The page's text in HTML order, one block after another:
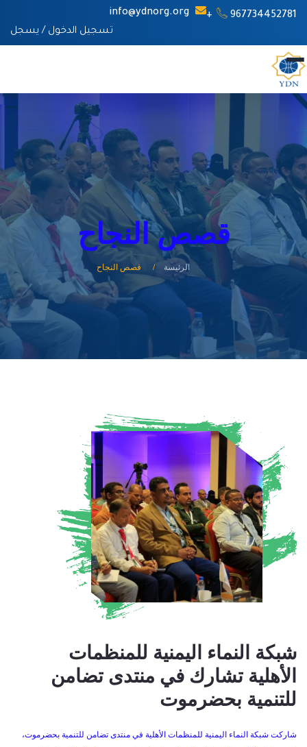
967734452781+
info@ydnorg.org
تسجيل الدخول / يسجل
قصص النجاح
الرئيسة قصص النجاح
شبكة النماء اليمنية للمنظمات
الأهلية تشارك في منتدى تضامن
للتنمية بحضرموت
شاركت شبكة النماء اليمنية للمنظمات الأهلية في منتدى تضامن للتنمية بحضرموت،